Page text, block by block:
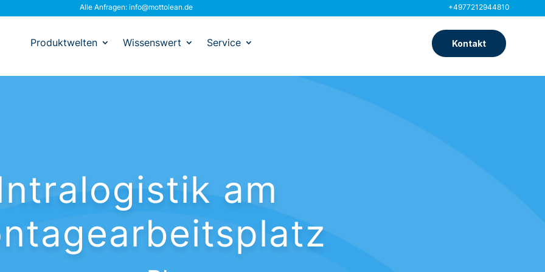
Alle Anfragen: info@mottolean.de +4977212944810
Produktwelten Wissenswert Service Kontakt
am